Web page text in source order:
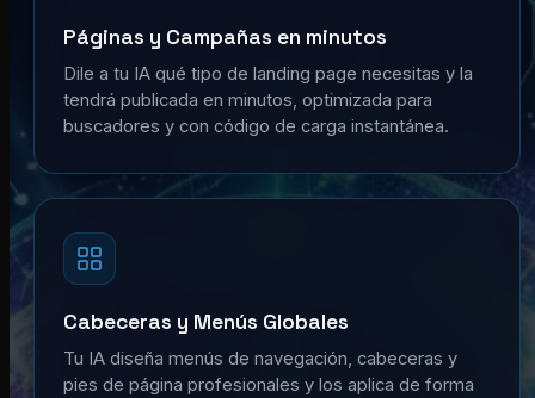
Páginas y Campañas en minutos
Dile a tu IA qué tipo de landing page necesitas y la
tendrá publicada en minutos, optimizada para
buscadores y con código de carga instantánea.
Cabeceras y Menús Globales
Tu IA diseña menús de navegación, cabeceras y
pies de página profesionales y los aplica de forma